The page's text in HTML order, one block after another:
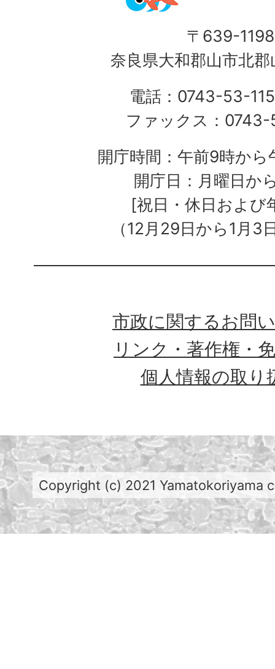
〒639-1198
奈良県大和郡山市北
電話：0743-53-
ファックス：
開庁時間：午前9時か
開庁日：月曜日か
[祝日・休日および
（12月29日から1月3
市政に関するお問
リンク・著作権・
個人情報の取り
Copyright (c) 2021 Yamatokoriyama